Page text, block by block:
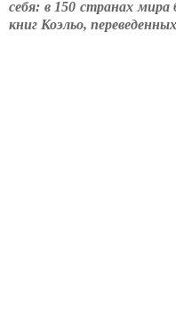
себя: в 150 странах мира
книг Коэльо,